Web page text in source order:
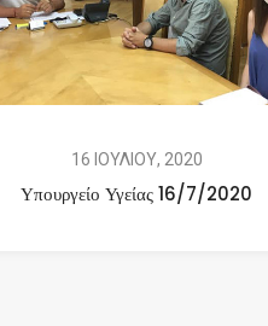
16 ΙΟΥΛΙΟΥ, 2020
Υπουργείο Υγείας 16/7/2020